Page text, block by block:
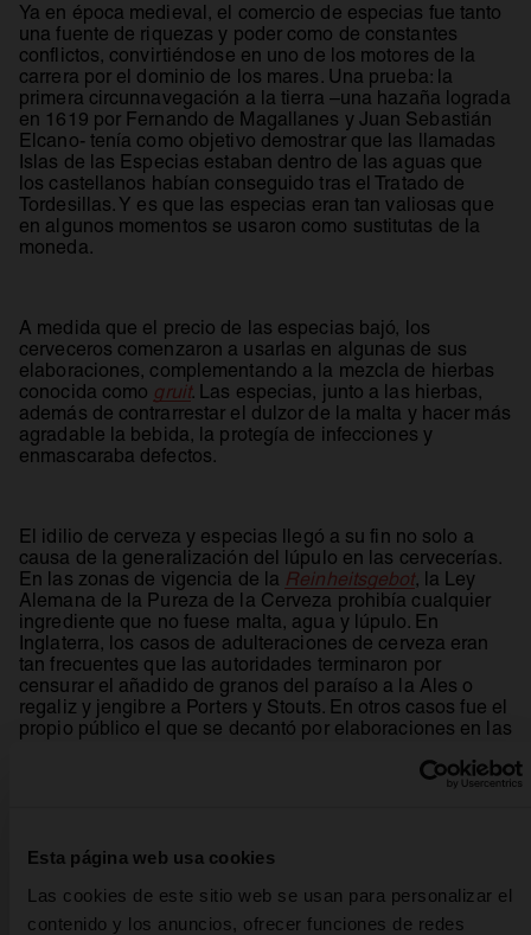
Esta página web usa cookies
Las cookies de este sitio web se usan para personalizar el
contenido y los anuncios, ofrecer funciones de redes
Ya en época medieval, el comercio de especias fue tanto
una fuente de riquezas y poder como de constantes
conflictos, convirtiéndose en uno de los motores de la
carrera por el dominio de los mares. Una prueba: la
primera circunnavegación a la tierra –una hazaña lograda
en 1619 por Fernando de Magallanes y Juan Sebastián
Elcano- tenía como objetivo demostrar que las llamadas
Islas de las Especias estaban dentro de las aguas que
los castellanos habían conseguido tras el Tratado de
Tordesillas. Y es que las especias eran tan valiosas que
en algunos momentos se usaron como sustitutas de la
moneda.
A medida que el precio de las especias bajó, los
cerveceros comenzaron a usarlas en algunas de sus
elaboraciones, complementando a la mezcla de hierbas
conocida como gruit. Las especias, junto a las hierbas,
además de contrarrestar el dulzor de la malta y hacer más
agradable la bebida, la protegía de infecciones y
enmascaraba defectos.
El idilio de cerveza y especias llegó a su fin no solo a
causa de la generalización del lúpulo en las cervecerías.
En las zonas de vigencia de la Reinheitsgebotse abre en
, la Ley
Alemana de la Pureza de la Cerveza prohibía cualquier
ingrediente que no fuese malta, agua y lúpulo. En
Inglaterra, los casos de adulteraciones de cerveza eran
tan frecuentes que las autoridades terminaron por
censurar el añadido de granos del paraíso a la Ales o
regaliz y jengibre a Porters y Stouts. En otros casos fue el
propio público el que se decantó por elaboraciones en las
especias continuaron acompañando a la cerveza. La
Witbier belga necesita piel de naranja de Curazao y
semillas de cilantro, siendo estas últimas –junto a la sal-
imprescindibles en una Gose clásica de Leipzig. En el